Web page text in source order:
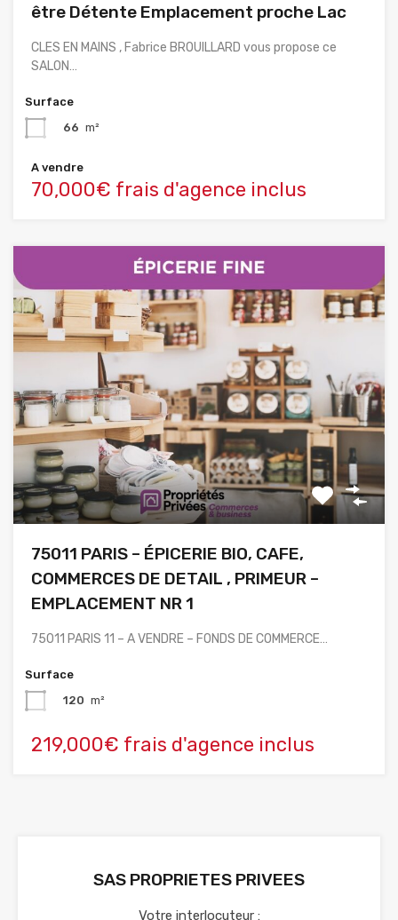
être Détente Emplacement proche Lac
CLES EN MAINS , Fabrice BROUILLARD vous propose ce
SALON…
Surface
66 m²
A vendre
70,000€ frais d'agence inclus
75011 PARIS – ÉPICERIE BIO, CAFE,
COMMERCES DE DETAIL , PRIMEUR –
EMPLACEMENT NR 1
75011 PARIS 11 – A VENDRE – FONDS DE COMMERCE…
Surface
120 m²
219,000€ frais d'agence inclus
SAS PROPRIETES PRIVEES
Votre interlocuteur :